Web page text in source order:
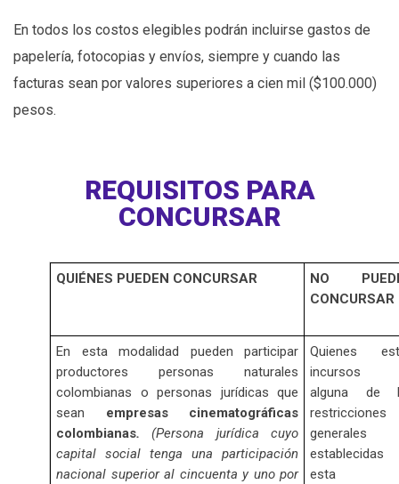
En todos los costos elegibles podrán incluirse gastos de
papelería, fotocopias y envíos, siempre y cuando las
facturas sean por valores superiores a cien mil ($100.000)
pesos.
REQUISITOS PARA
CONCURSAR
QUIÉNES PUEDEN CONCURSAR
NO
CONCURSAR
En esta modalidad pueden participar
productores personas naturales
colombianas o personas jurídicas que
sean empresas cinematográficas
colombianas.(Persona jurídica cuyo
capital social tenga una participación
nacional superior al cincuenta y uno por
Quienes
incursos
alguna de
restricciones
generales
establecidas
esta